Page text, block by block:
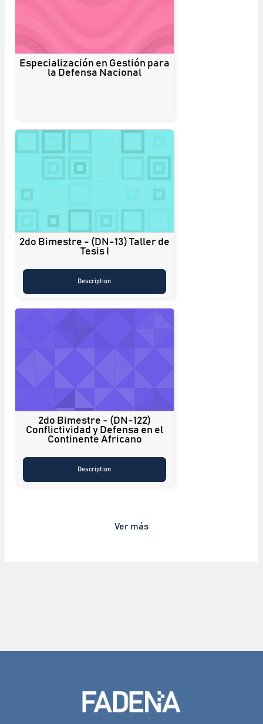
Especialización en Gestión para
la Defensa Nacional
2do Bimestre - (DN-13) Taller de
Tesis I
Description
2do Bimestre - (DN-122)
Conflictividad y Defensa en el
Continente Africano
Description
Ver más